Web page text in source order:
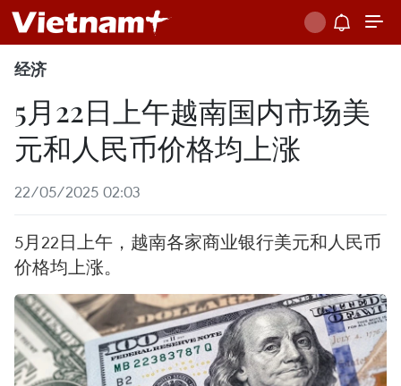
经济
5月22日上午越南国内市场美
元和人民币价格均上涨
22/05/2025 02:03
5月22日上午，越南各家商业银行美元和人民币
价格均上涨。